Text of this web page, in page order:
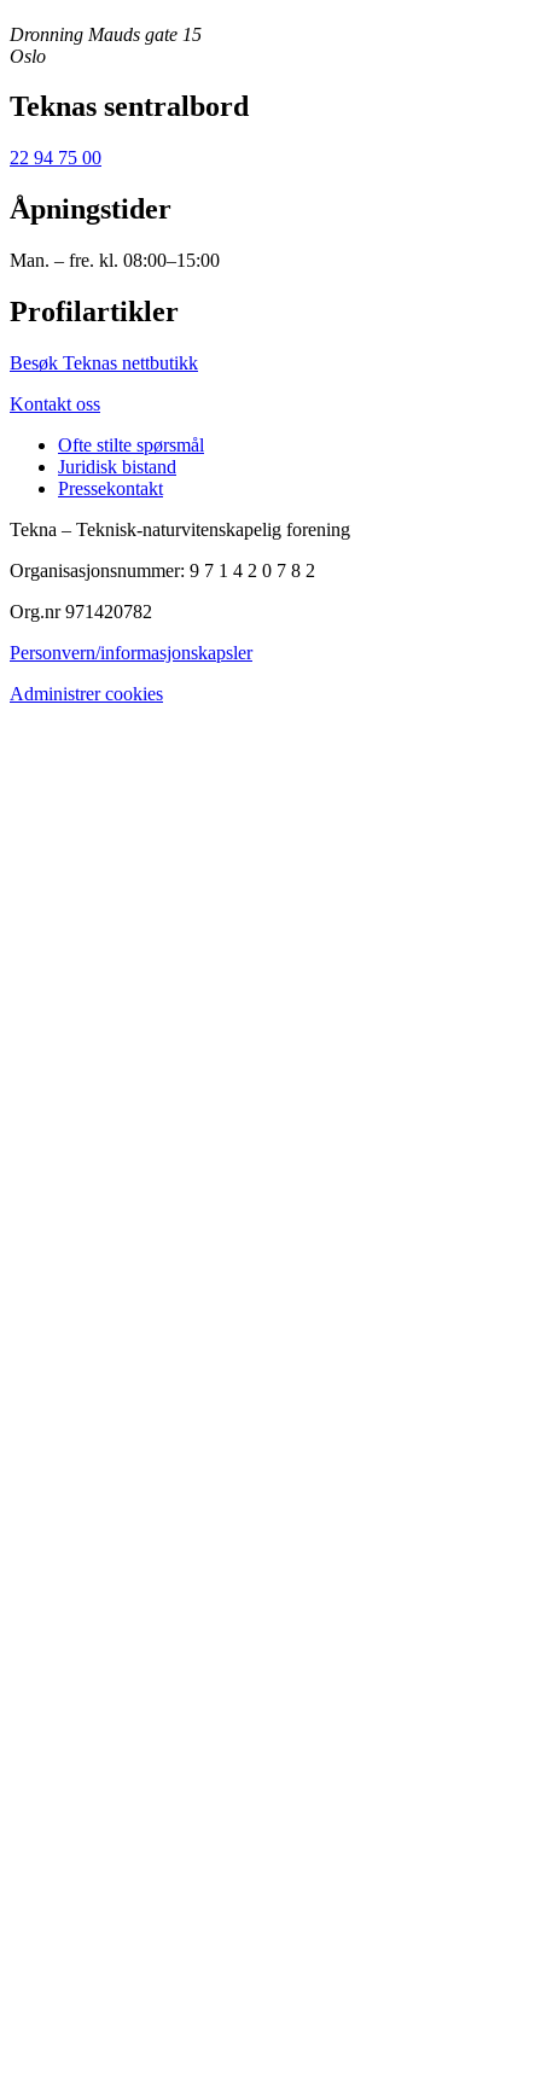
Dronning Mauds gate 15
Oslo
Teknas sentralbord
22 94 75 00
Åpningstider
Man. – fre. kl. 08:00–15:00
Profilartikler
Besøk Teknas nettbutikk
Kontakt oss
Ofte stilte spørsmål
Juridisk bistand
Pressekontakt
Tekna – Teknisk-naturvitenskapelig forening
Organisasjonsnummer: 9 7 1 4 2 0 7 8 2
Org.nr 971420782
Personvern/informasjonskapsler
Administrer cookies